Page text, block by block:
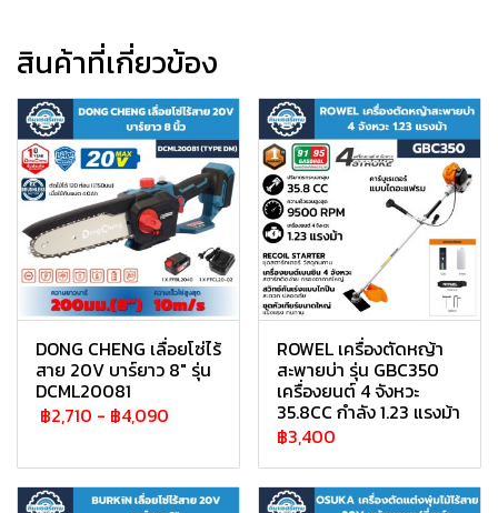
สินค้าที่เกี่ยวข้อง
DONG CHENG เลื่อยโซ่ไร้
สาย 20V บาร์ยาว 8" รุ่น
DCML20081
฿2,710 - ฿4,090
ROWEL เครื่องตัดหญ้า
สะพายบ่า รุ่น GBC350
เครื่องยนต์ 4 จังหวะ
35.8CC กำลัง 1.23 แรงม้า
฿3,400